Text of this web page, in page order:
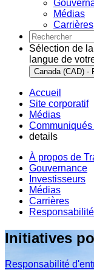
Médias
Carrières
Sélection de
langue de
Canada (CAD) -
Accueil
Site corporatif
Médias
details
À propos de
Gouvernance
Investisseurs
Médias
Carrières
Initiatives
Responsabilité